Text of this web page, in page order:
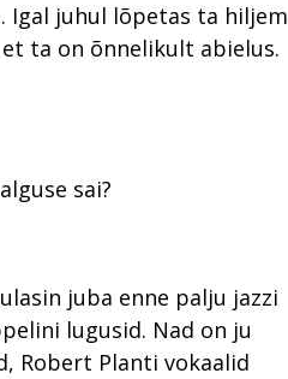
Igal juhul lõpetas ta hiljem
ta on õnnelikult abielus.
sai?
juba enne palju jazzi
lugusid. Nad on ju
Robert Planti vokaalid